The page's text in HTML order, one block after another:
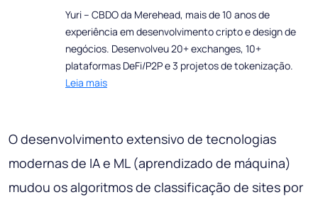
Yuri – CBDO da Merehead, mais de 10 anos de
experiência em desenvolvimento cripto e design de
negócios. Desenvolveu 20+ exchanges, 10+
plataformas DeFi/P2P e 3 projetos de tokenização.
Leia mais
O desenvolvimento extensivo de tecnologias
modernas de IA e ML (aprendizado de máquina)
mudou os algoritmos de classificação de sites por